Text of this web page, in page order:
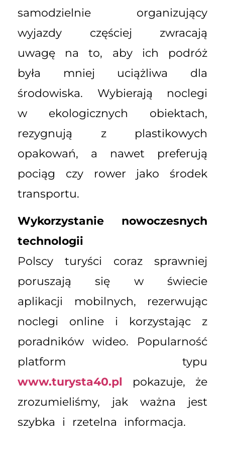
samodzielnie organizujący
wyjazdy częściej zwracają
uwagę na to, aby ich podróż
była mniej uciążliwa dla
środowiska. Wybierają noclegi
w ekologicznych obiektach,
rezygnują z plastikowych
opakowań, a nawet preferują
pociąg czy rower jako środek
transportu.
Wykorzystanie nowoczesnych
technologii
Polscy turyści coraz sprawniej
poruszają się w świecie
aplikacji mobilnych, rezerwując
noclegi online i korzystając z
poradników wideo. Popularność
platform typu
www.turysta40.pl pokazuje, że
zrozumieliśmy, jak ważna jest
szybka i rzetelna informacja.